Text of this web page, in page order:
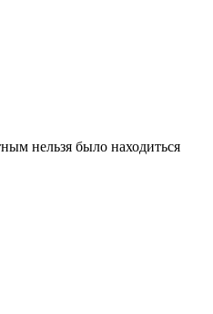
нельзя было находиться